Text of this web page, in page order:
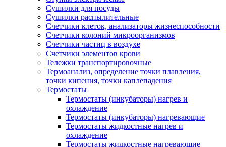
Сушилки для посуды
Сушилки распылительные
Счетчики клеток, анализаторы жизнеспособности
Счетчики колоний микроорганизмов
Счетчики частиц в воздухе
Счетчики элементов крови
Тележки транспортировочные
Термоанализ, определение точки плавления,
точки кипения, точки каплепадения
Термостаты
Термостаты (инкубаторы) нагрев и
охлаждение
Термостаты (инкубаторы) нагревающие
Термостаты жидкостные нагрев и
охлаждение
Термостаты жидкостные нагревающие